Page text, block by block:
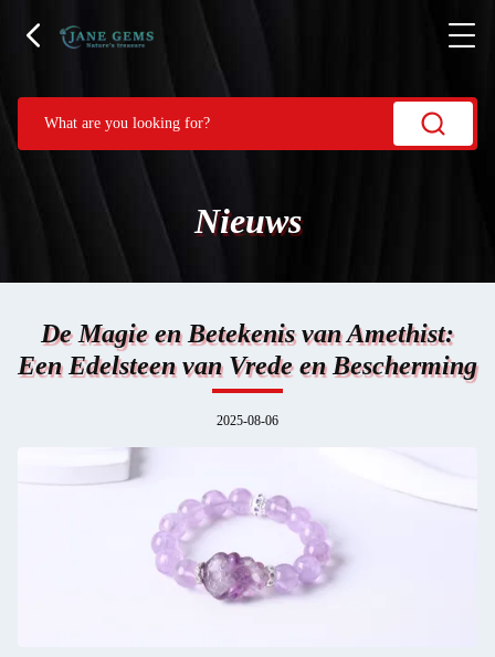
Nieuws
De Magie en Betekenis van Amethist:
Een Edelsteen van Vrede en Bescherming
2025-08-06